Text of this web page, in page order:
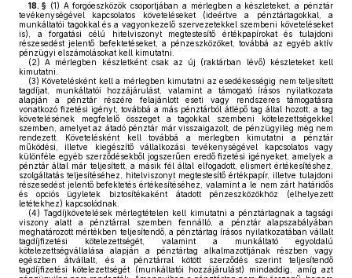
18. § (1) A forgóeszközök csoportjában a mérlegben a készleteket, a pénztár
tevékenységével kapcsolatos követeléseket (ideértve a pénztártagokkal, a
munkáltatói tagokkal és a vagyonkezelő szervezetekkel szembeni követeléseket
is), a forgatási célú hitelviszonyt megtestesítő értékpapírokat és tulajdoni
részesedést jelentő befektetéseket, a pénzeszközöket, továbbá az egyéb aktív
pénzügyi elszámolásokat kell kimutatni.
(2) A mérlegben készletként csak az új (raktárban lévő) készleteket kell
kimutatni.
(3) Követelésként kell a mérlegben kimutatni az esedékességig nem teljesített
tagdíjat, munkáltatói hozzájárulást, valamint a támogató írásos nyilatkozata
alapján a pénztár részére felajánlott eseti vagy rendszeres támogatásra
vonatkozó fizetési igényt, továbbá a más pénztárból átlépő tag által hozott, a tag
követelésének megfelelő összeget a tagokkal szembeni kötelezettségekkel
szemben, amelyet az átadó pénztár már visszaigazolt, de pénzügyileg még nem
rendezett. Követelésként kell továbbá a mérlegben kimutatni a pénztár
működési, illetve kiegészítő vállalkozási tevékenységével kapcsolatos vagy
különféle egyéb szerződésekből jogszerűen eredő fizetési igényeket, amelyek a
pénztár által már teljesített, a másik fél által elfogadott, elismert értékesítéshez,
szolgáltatás teljesítéséhez, hitelviszonyt megtestesítő értékpapír, illetve tulajdoni
részesedést jelentő befektetés értékesítéséhez, valamint a le nem zárt határidős
és opciós ügyletek biztosítékaként átadott pénzeszközökhöz (elhelyezett
letétekhez) kapcsolódnak.
(4) Tagdíjkövetelések mérlegtételen kell kimutatni a pénztártagnak a tagsági
viszony alatt a pénztárral szemben fennálló, a pénztár alapszabályában
meghatározott mértékben teljesítendő, a pénztártag írásos nyilatkozatában vállalt
tagdíjfizetési kötelezettségét, valamint a munkáltató egyoldalú
kötelezettségvállalása alapján a pénztártag alkalmazottjának részben vagy
egészben átvállalt, és a pénztárral kötött szerződés szerint teljesítendő
tagdíjfizetési kötelezettségét (munkáltatói hozzájárulást) mindaddig, amíg azt